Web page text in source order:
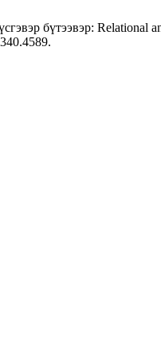
бүтээвэр: Relational